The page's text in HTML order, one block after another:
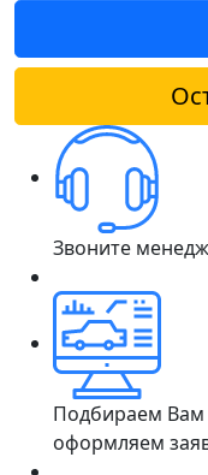
Звоните
Подбираем Вам
оформляем